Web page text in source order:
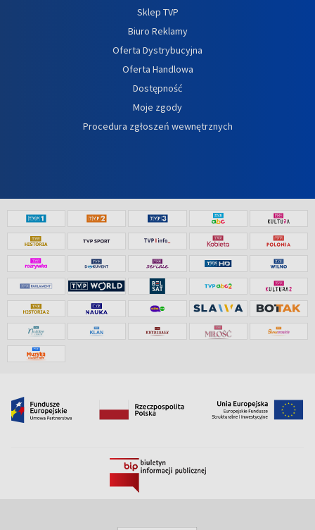
Sklep TVP
Biuro Reklamy
Oferta Dystrybucyjna
Oferta Handlowa
Dostępność
Moje zgody
Procedura zgłoszeń wewnętrznych